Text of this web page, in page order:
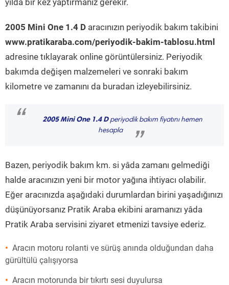
yılda bir kez yaptırmanız gerekir.
2005 Mini One 1.4 D aracınızın periyodik bakım takibini
www.pratikaraba.com/periyodik-bakim-tablosu.html
adresine tıklayarak online görüntülersiniz. Periyodik
bakımda değişen malzemeleri ve sonraki bakım
kilometre ve zamanını da buradan izleyebilirsiniz.
“ 2005 Mini One 1.4 Dperiyodik bakım fiyatını hemen
hesapla
”
Bazen, periyodik bakım km. si yâda zamanı gelmediği
halde aracınızın yeni bir motor yağına ihtiyacı olabilir.
Eğer aracınızda aşağıdaki durumlardan birini yaşadığınızı
düşünüyorsanız Pratik Araba ekibini aramanızı yâda
Pratik Araba servisini ziyaret etmenizi tavsiye ederiz.
Aracın motoru rolanti ve sürüş anında olduğundan daha
gürültülü çalışıyorsa
Aracın motorunda bir tıkırtı sesi duyulursa